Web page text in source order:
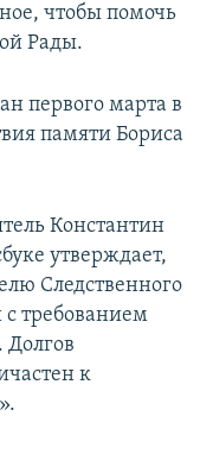
чтобы помочь
Рады.
первого марта в
памяти Бориса
Константин
утверждает,
Следственного
требованием
Долгов
к